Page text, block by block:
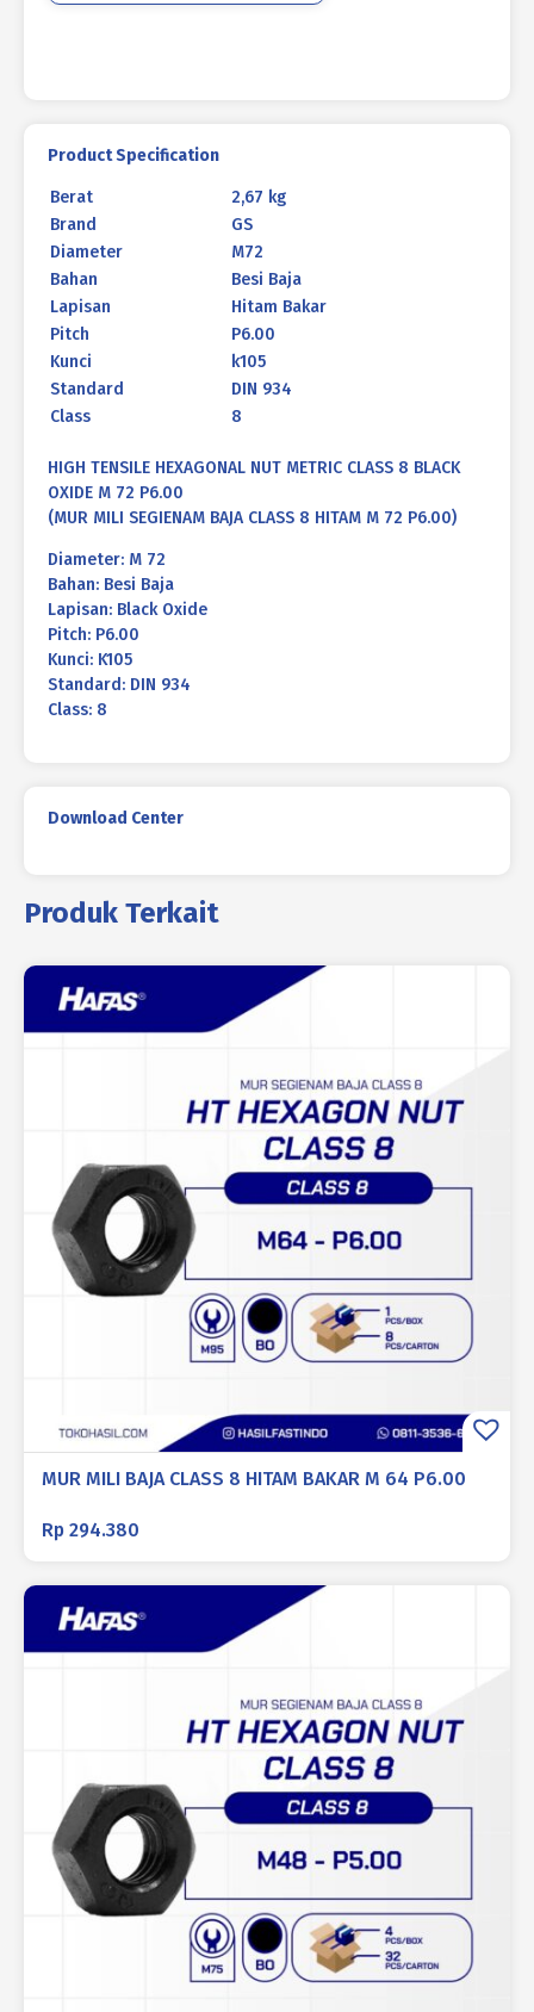
Product Specification
Berat
2,67 kg
Brand
GS
Diameter
M72
Bahan
Besi Baja
Lapisan
Hitam Bakar
Pitch
P6.00
Kunci
k105
Standard
DIN 934
Class
8
HIGH TENSILE HEXAGONAL NUT METRIC CLASS 8 BLACK
OXIDE M 72 P6.00
(MUR MILI SEGIENAM BAJA CLASS 8 HITAM M 72 P6.00)
Diameter: M 72
Bahan: Besi Baja
Lapisan: Black Oxide
Pitch: P6.00
Kunci: K105
Standard: DIN 934
Class: 8
Download Center
Produk Terkait
MUR MILI BAJA CLASS 8 HITAM BAKAR M 64 P6.00
Rp 294.380